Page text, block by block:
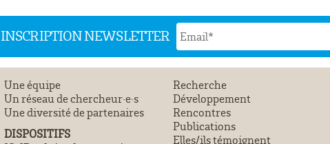
INSCRIPTION NEWSLETTER
Une équipe
Un réseau de chercheur·e·s
Une diversité de partenaires
DISPOSITIFS
Recherche
Développement
Rencontres
Publications
Elles/ils témoignent